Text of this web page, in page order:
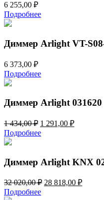
6 255,00 ₽
Подробнее
Диммер Arlight VT-
6 373,00 ₽
Подробнее
Диммер Arlight 031620
1 434,00₽ Первоначальная
цена
составляла
434,00 ₽.
1 291,00 ₽Текущая
Подробнее
Диммер Arlight KNX
32 020,00₽ Первоначальная
28 818,00 ₽
Подробнее